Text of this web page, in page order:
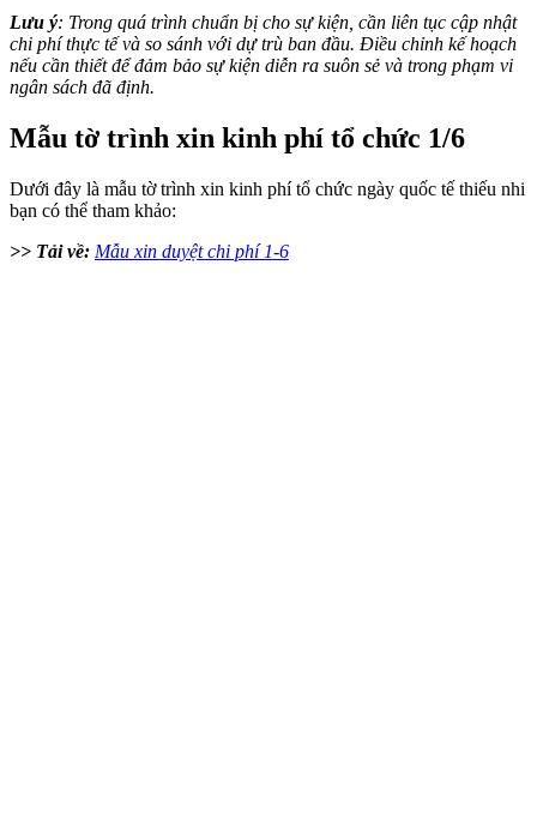
Lưu ý: Trong quá trình chuẩn bị cho sự kiện, cần liên tục cập nhật
chi phí thực tế và so sánh với dự trù ban đầu. Điều chỉnh kế hoạch
nếu cần thiết để đảm bảo sự kiện diễn ra suôn sẻ và trong phạm vi
ngân sách đã định.
Mẫu tờ trình xin kinh phí tổ chức 1/6
Dưới đây là mẫu tờ trình xin kinh phí tổ chức ngày quốc tế thiếu nhi
bạn có thể tham khảo:
>> Tải về: Mẫu xin duyệt chi phí 1-6